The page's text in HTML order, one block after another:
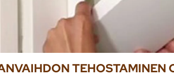
TEHOSTAMINEN